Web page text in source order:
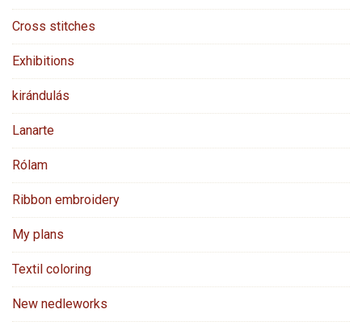
Cross stitches
Exhibitions
kirándulás
Lanarte
Rólam
Ribbon embroidery
My plans
Textil coloring
New nedleworks